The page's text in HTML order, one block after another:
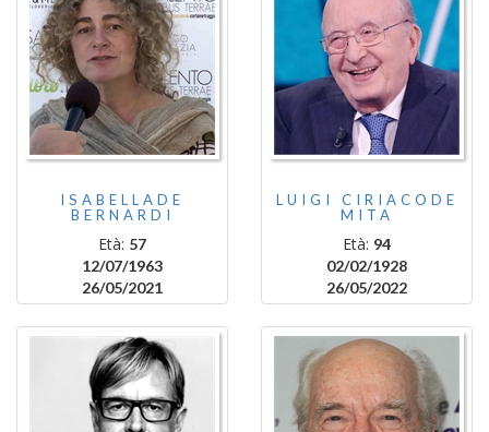
ISABELLADE
BERNARDI
Età: 57
12/07/1963
26/05/2021
LUIGI CIRIACODE
MITA
Età: 94
02/02/1928
26/05/2022